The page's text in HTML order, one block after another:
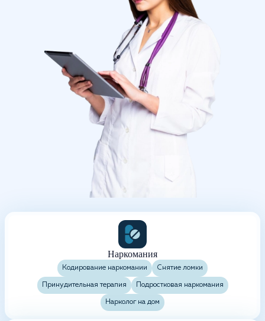
Наркомания
Кодирование наркомании Снятие ломки
Принудительная терапия Подростковая наркомания
Нарколог на дом